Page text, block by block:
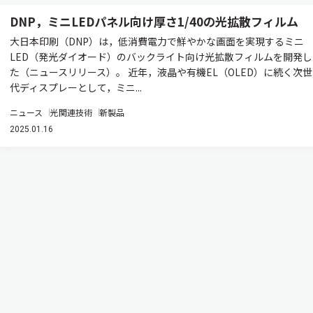
DNP，ミニLEDパネル向け厚さ1/40の光拡散フィルム
大日本印刷（DNP）は，低消費電力で鮮やかな画面を実現するミニ
LED（発光ダイオード）のバックライト向け光拡散フィルムを開発し
た（ニュースリリース）。 近年，液晶や有機EL（OLED）に続く次世
代ディスプレーとして，ミニ...
ニュース 光関連技術 新製品
2025.01.16